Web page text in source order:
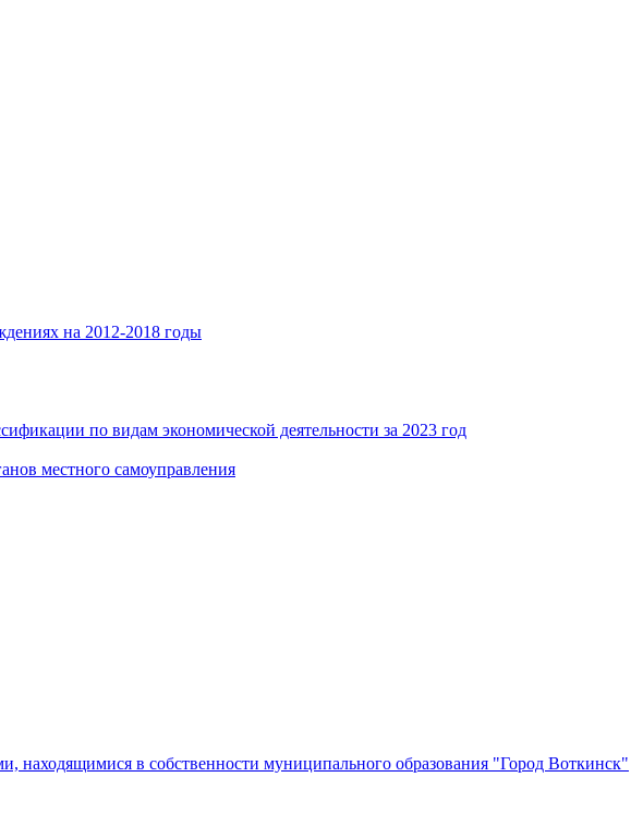
на 2012-2018 годы
по видам экономической деятельности за 2023 год
местного самоуправления
находящимися в собственности муниципального образования "Город Воткинск"